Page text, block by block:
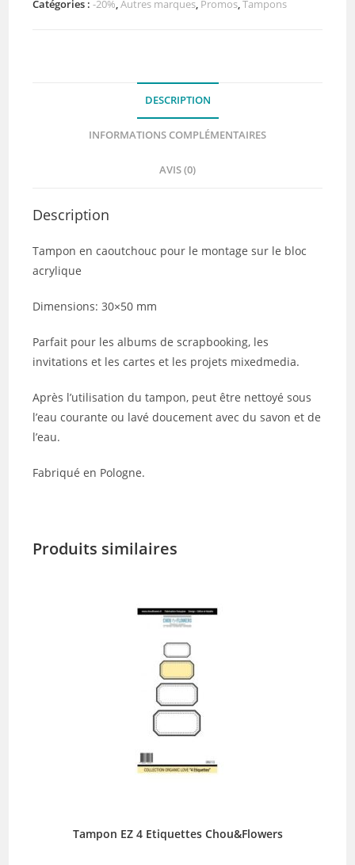
ABstudio
Catégories :-20%,Autres marques, Promos,Tampons
DESCRIPTION
INFORMATIONS COMPLÉMENTAIRES
AVIS (0)
Description
Tampon en caoutchouc pour le montage sur le bloc
acrylique
Dimensions: 30×50 mm
Parfait pour les albums de scrapbooking, les
invitations et les cartes et les projets mixedmedia.
Après l’utilisation du tampon, peut être nettoyé sous
l’eau courante ou lavé doucement avec du savon et de
l’eau.
Fabriqué en Pologne.
Produits similaires
Tampon EZ 4 Etiquettes Chou&Flowers